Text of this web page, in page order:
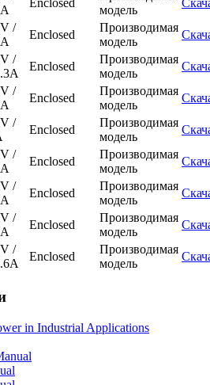
Enclosed
модель
/
Enclosed
Производимая
модель
/
Enclosed
Производимая
модель
/
Enclosed
Производимая
модель
/
Enclosed
Производимая
модель
/
Enclosed
Производимая
модель
/
Enclosed
Производимая
модель
/
Enclosed
Производимая
модель
/
Enclosed
Производимая
модель
in Industrial Applications